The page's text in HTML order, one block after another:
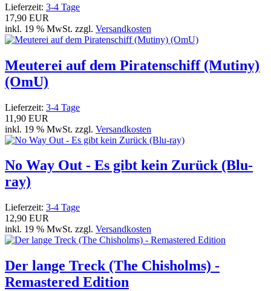
Lieferzeit: 3-4 Tage
17,90 EUR
inkl. 19 % MwSt. zzgl. Versandkosten
Meuterei auf dem Piratenschiff (Mutiny)
(OmU)
Lieferzeit: 3-4 Tage
11,90 EUR
inkl. 19 % MwSt. zzgl. Versandkosten
No Way Out - Es gibt kein Zurück (Blu-
ray)
Lieferzeit: 3-4 Tage
12,90 EUR
inkl. 19 % MwSt. zzgl. Versandkosten
Der lange Treck (The Chisholms) -
Remastered Edition